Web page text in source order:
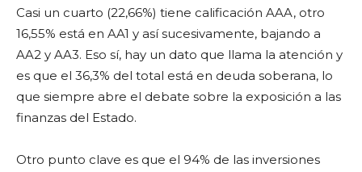
Casi un cuarto (22,66%) tiene calificación AAA, otro
16,55% está en AA1 y así sucesivamente, bajando a
AA2 y AA3. Eso sí, hay un dato que llama la atención y
es que el 36,3% del total está en deuda soberana, lo
que siempre abre el debate sobre la exposición a las
finanzas del Estado.
Otro punto clave es que el 94% de las inversiones